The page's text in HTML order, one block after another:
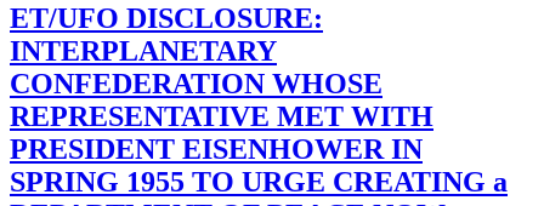
ET/UFO DISCLOSURE:
INTERPLANETARY
CONFEDERATION WHOSE
REPRESENTATIVE MET WITH
PRESIDENT EISENHOWER IN
SPRING 1955 TO URGE CREATING a